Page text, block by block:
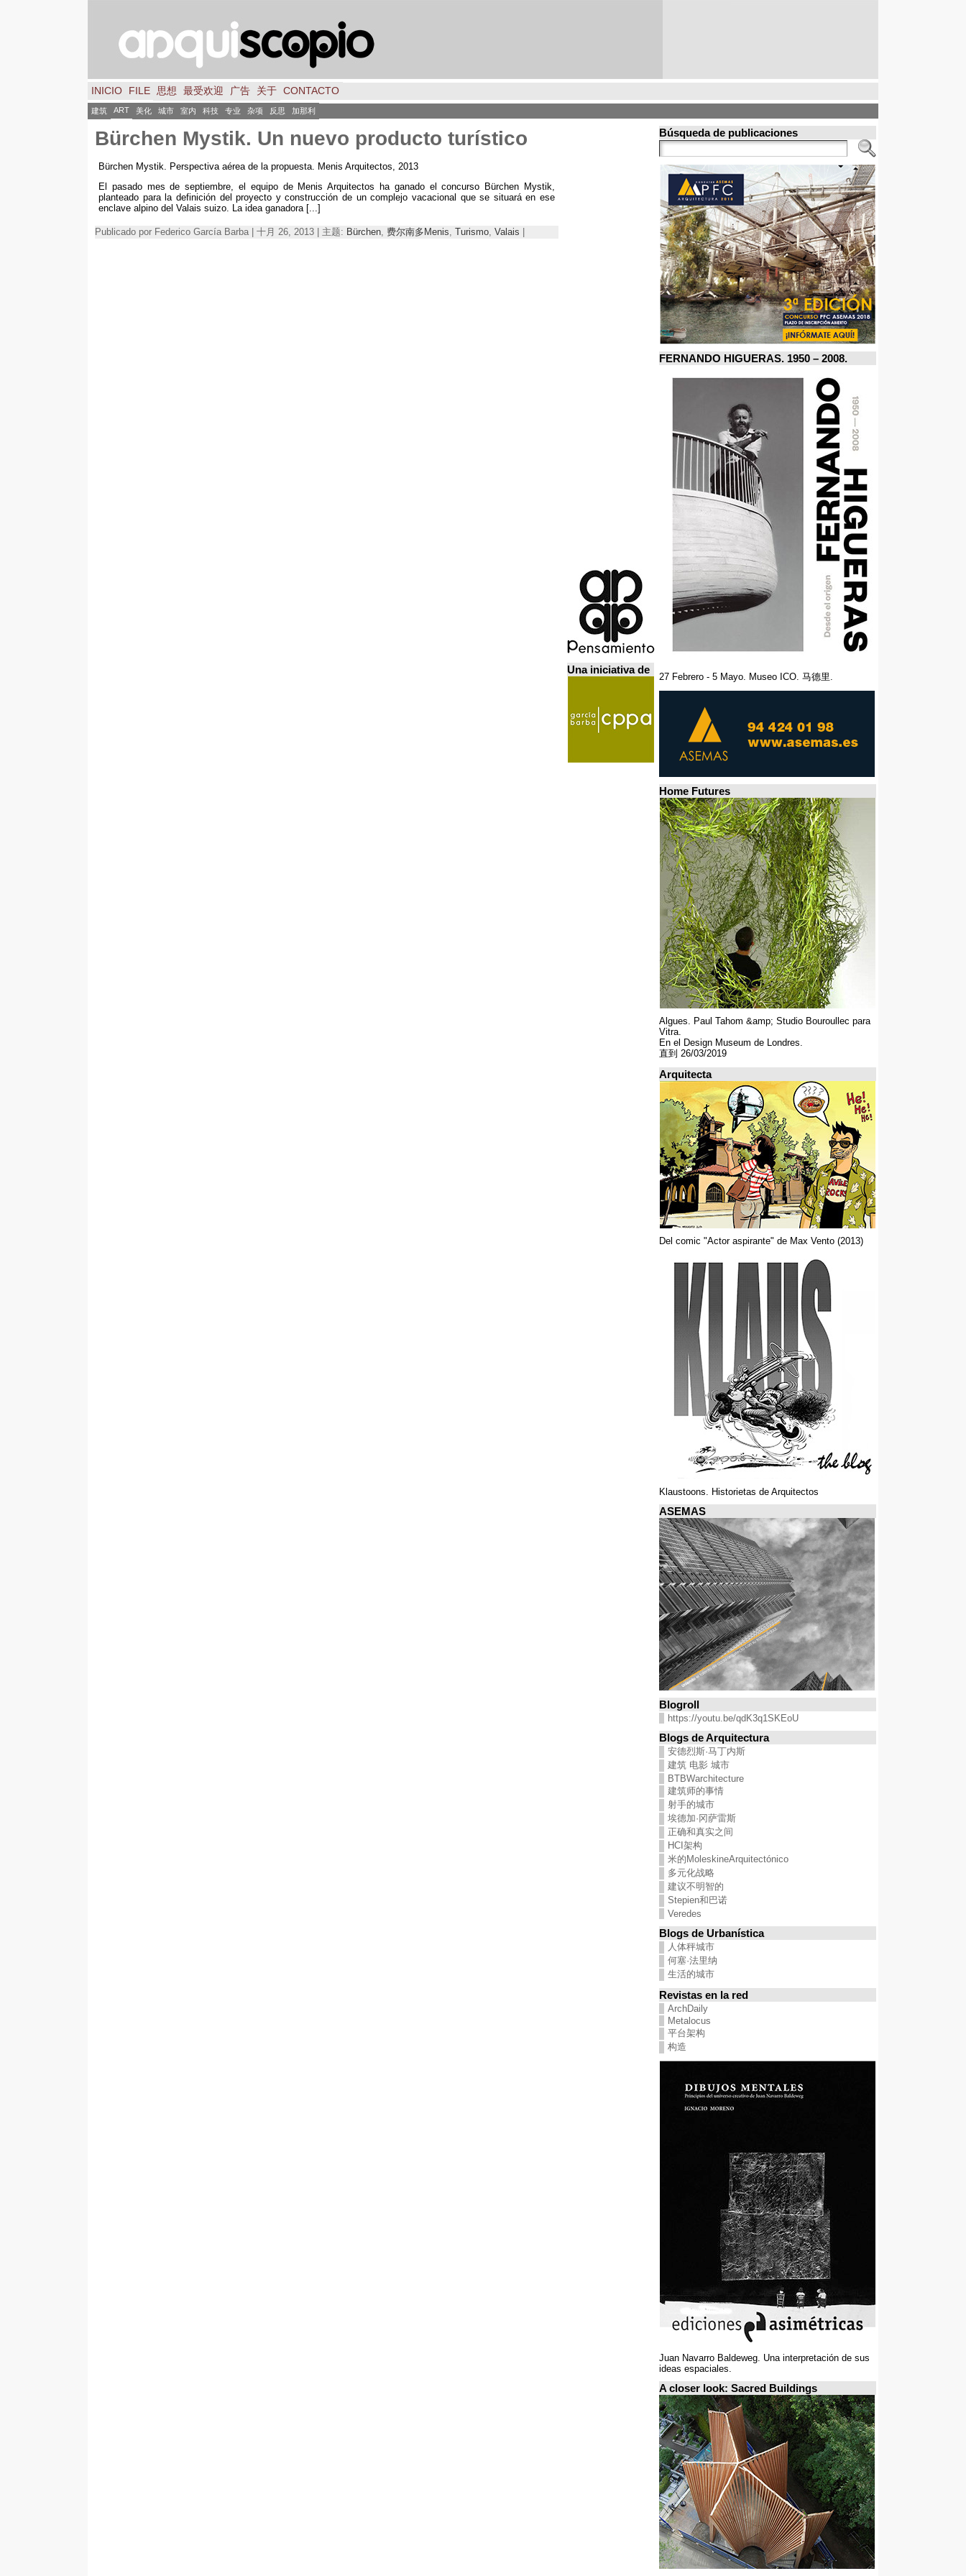
INICIO FILE 思想 最受欢迎 广告 关于 CONTACTO
建筑 ART 美化 城市 室内 科技 专业 杂项 反思 加那利
Bürchen Mystik. Un nuevo producto turístico
Bürchen Mystik Perspectiva aérea de la propuesta Menis Arquitectos , 2013
El pasado mes de septiembre ,el equipo de Menis Arquitectos ha ganado el concurso Bürchen Mystik
planteado para la definición del proyecto y construcción de un complejo vacacional que se situará en ese
enclave alpino del Valais suizo La idea ganadora [...]
Publicado por Federico García Barba | 十月 26, 2013 | 主题: Bürchen, 费尔南多Menis, Turismo, Valais
Una iniciativa de
Búsqueda de publicaciones
FERNANDO HIGUERAS. 1950 – 2008.
27 Febrero - 5 Mayo. Museo ICO. 马德里.
Home Futures
Algues. Paul Tahom &amp; Studio Bouroullec para
Vitra.
En el Design Museum de Londres.
直到 26/03/2019
Arquitecta
Del comic "Actor aspirante" de Max Vento (2013)
Klaustoons. Historietas de Arquitectos
ASEMAS
Blogroll
https://youtu.be/qdK3q1SKEoU
Blogs de Arquitectura
安德烈斯·马丁内斯
建筑 电影 城市
BTBWarchitecture
建筑师的事情
射手的城市
埃德加·冈萨雷斯
正确和真实之间
HCI架构
米的MoleskineArquitectónico
多元化战略
建议不明智的
Stepien和巴诺
Veredes
Blogs de Urbanística
人体秤城市
何塞·法里纳
生活的城市
Revistas en la red
ArchDaily
Metalocus
平台架构
构造
Juan Navarro Baldeweg. Una interpretación de sus
ideas espaciales.
A closer look: Sacred Buildings